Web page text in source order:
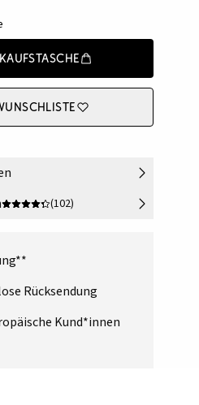
(102)
Rücksendung
Kund*innen